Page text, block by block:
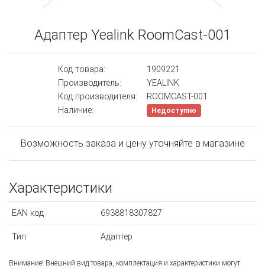
Адаптер Yealink RoomCast-001
Код товара:
1909221
Производитель:
YEALINK
Код производителя:
ROOMCAST-001
Наличие:
Недоступно
Возможность заказа и цену уточняйте в магазине
Характеристики
EAN код 6938818307827
Тип Адаптер
Внимание! Внешний вид товара, комплектация и характеристики могут